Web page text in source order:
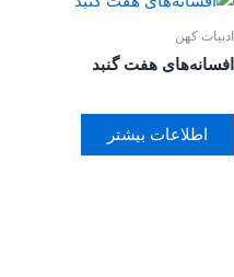
ادبیات کهن
افسانه‌‌های هفت گنبد
اطلاعات بیشتر